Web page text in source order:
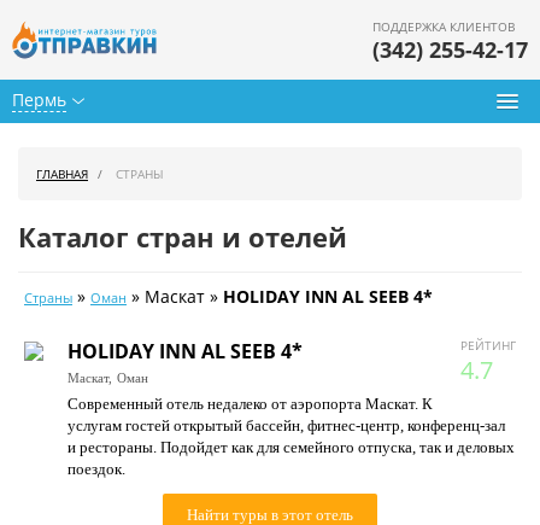
Пермь
ПОДДЕРЖКА КЛИЕНТОВ
(342) 255-42-17
Календарь туров
Цены дня
Страны
Как купить
ГЛАВНАЯ СТРАНЫ
Каталог стран и отелей
Страны » Оман » Маскат » HOLIDAY INN AL SEEB 4*
РЕЙТИНГ
4.7
HOLIDAY INN AL SEEB 4*
Маскат, Оман
Современный отель недалеко от аэропорта Маскат. К
услугам гостей открытый бассейн, фитнес-центр, конференц-зал
и рестораны. Подойдет как для семейного отпуска, так и деловых
поездок.
Найти туры в этот отель